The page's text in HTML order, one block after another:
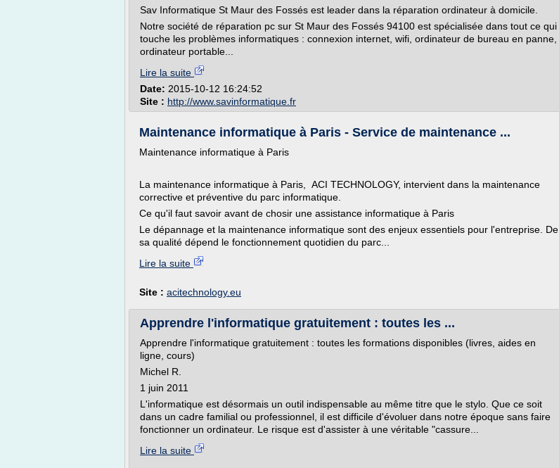
Sav Informatique St Maur des Fossés est leader dans la réparation ordinateur à domicile.
Notre société de réparation pc sur St Maur des Fossés 94100 est spécialisée dans tout ce qui
touche les problèmes informatiques : connexion internet, wifi, ordinateur de bureau en panne,
ordinateur portable...
Lire la suite
Date: 2015-10-12 16:24:52
Site : http://www.savinformatique.fr
Maintenance informatique à Paris - Service de maintenance ...
Maintenance informatique à Paris
La maintenance informatique à Paris, ACI TECHNOLOGY, intervient dans la maintenance
corrective et préventive du parc informatique.
Ce qu'il faut savoir avant de chosir une assistance informatique à Paris
Le dépannage et la maintenance informatique sont des enjeux essentiels pour l'entreprise. De
sa qualité dépend le fonctionnement quotidien du parc...
Lire la suite
Site : acitechnology.eu
Apprendre l'informatique gratuitement : toutes les ...
Apprendre l'informatique gratuitement : toutes les formations disponibles (livres, aides en
ligne, cours)
Michel R.
1 juin 2011
L'informatique est désormais un outil indispensable au même titre que le stylo. Que ce soit
dans un cadre familial ou professionnel, il est difficile d'évoluer dans notre époque sans faire
fonctionner un ordinateur. Le risque est d'assister à une véritable "cassure...
Lire la suite